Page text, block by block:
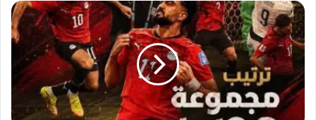
ا
ج
ا
ر
د